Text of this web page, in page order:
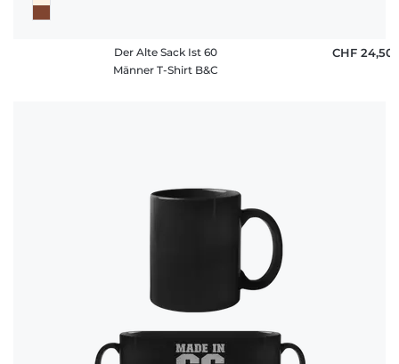
Der Alte Sack Ist 60
Männer T-Shirt B&C
CHF 24,50